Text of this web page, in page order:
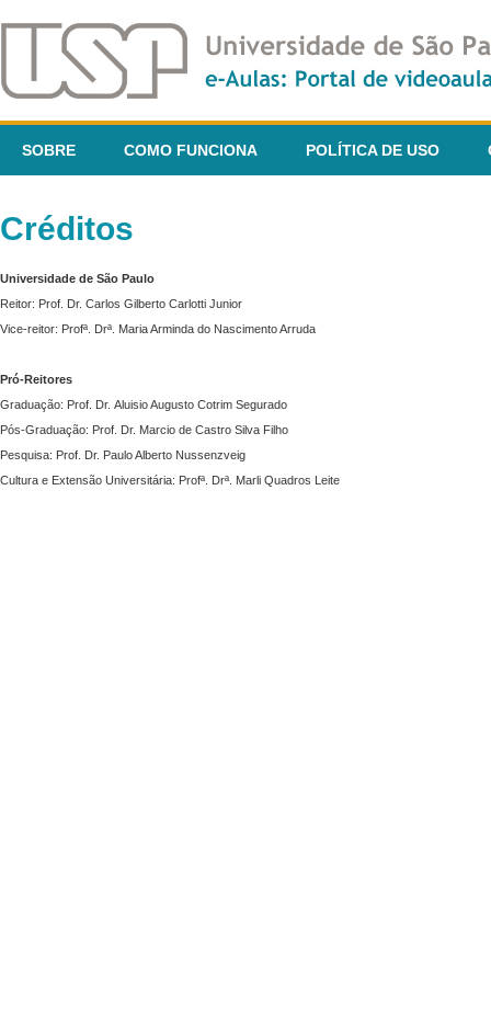
SOBRE COMO FUNCIONA POLÍTICA DE USO
Créditos
Universidade de São Paulo
Reitor: Prof. Dr. Carlos Gilberto Carlotti Junior
Vice-reitor: Profª. Drª. Maria Arminda do Nascimento Arruda
Pró-Reitores
Graduação: Prof. Dr. Aluisio Augusto Cotrim Segurado
Pós-Graduação: Prof. Dr. Marcio de Castro Silva Filho
Pesquisa: Prof. Dr. Paulo Alberto Nussenzveig
Cultura e Extensão Universitária: Profª. Drª. Marli Quadros Leite